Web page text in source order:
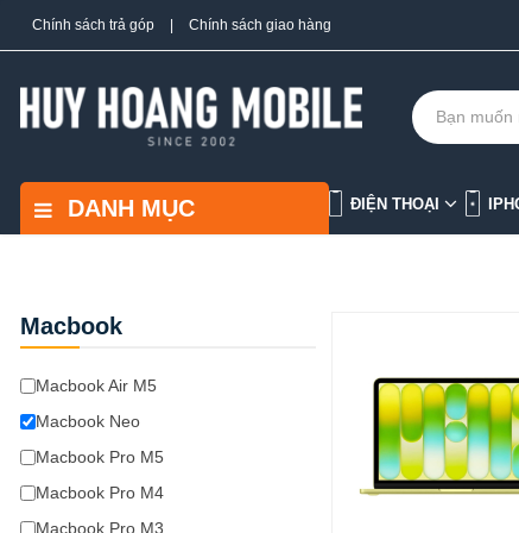
Chính sách trả góp Chính sách giao hàng
DANH MỤC ĐIỆN THOẠI
Macbook
Macbook Air M5
Macbook Neo
Macbook Pro M5
Macbook Pro M4
Macbook Pro M3